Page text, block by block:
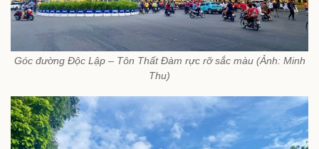
Góc đường Độc Lập – Tôn Thất Đàm rực rỡ sắc màu (Ảnh: Minh
Thu)